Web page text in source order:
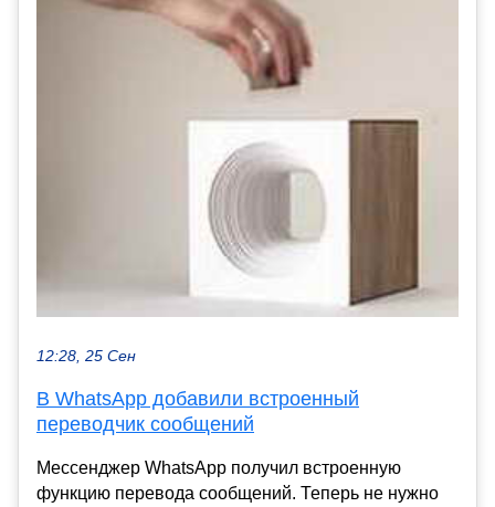
12:28, 25 Сен
В WhatsApp добавили встроенный
переводчик сообщений
Мессенджер WhatsApp получил встроенную
функцию перевода сообщений. Теперь не нужно